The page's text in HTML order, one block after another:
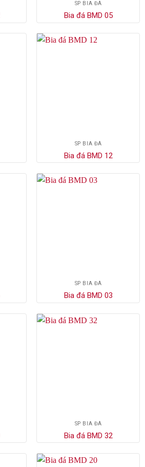
SP BIA ĐÁ
Bia đá BMD 05
SP BIA ĐÁ
Bia đá BMD 12
SP BIA ĐÁ
Bia đá BMD 03
SP BIA ĐÁ
Bia đá BMD 32